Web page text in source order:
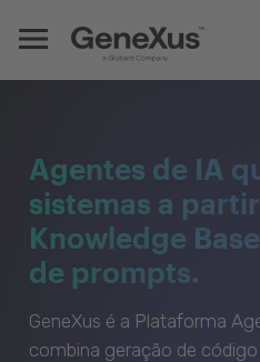
Agentes de IA
sistemas a
Knowledge
de prompts.
GeneXus é a Plataforma
combina geração de